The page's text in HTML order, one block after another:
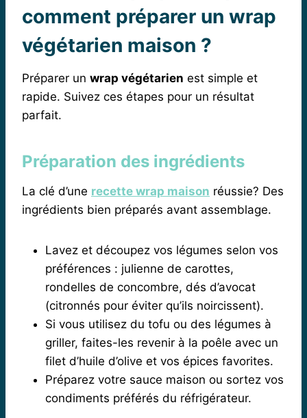
comment préparer un wrap
végétarien maison ?
Préparer un wrap végétarien est simple et
rapide. Suivez ces étapes pour un résultat
parfait.
Préparation des ingrédients
La clé d’une recette wrap maison réussie? Des
ingrédients bien préparés avant assemblage.
Lavez et découpez vos légumes selon vos
préférences : julienne de carottes,
rondelles de concombre, dés d’avocat
(citronnés pour éviter qu’ils noircissent).
Si vous utilisez du tofu ou des légumes à
griller, faites-les revenir à la poêle avec un
filet d’huile d’olive et vos épices favorites.
Préparez votre sauce maison ou sortez vos
condiments préférés du réfrigérateur.